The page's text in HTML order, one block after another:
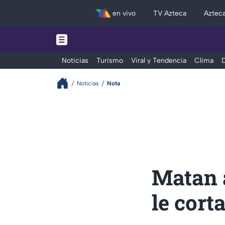
en vivo TV Azteca
Noticias Turismo Viral y Tendencia Clima
Noticias Nota
Matan
le